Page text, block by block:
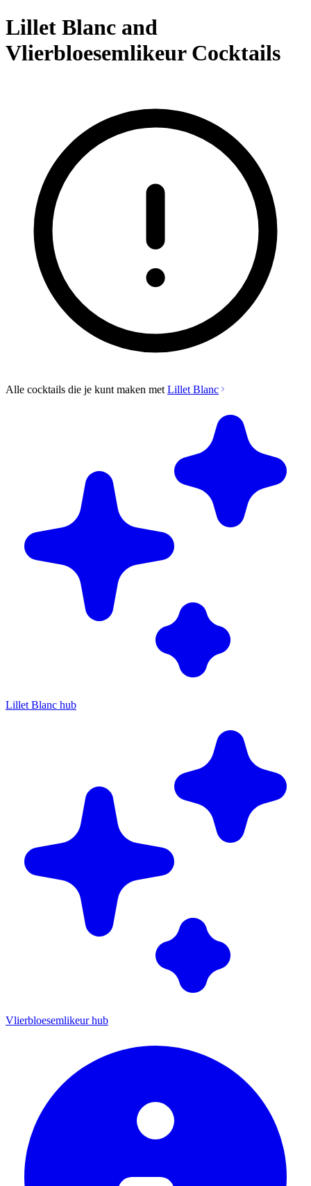
Lillet Blanc and
Vlierbloesemlikeur Cocktails
Alle cocktails die je kunt maken met Lillet Blanc
Lillet Blanc hub
Vlierbloesemlikeur hub